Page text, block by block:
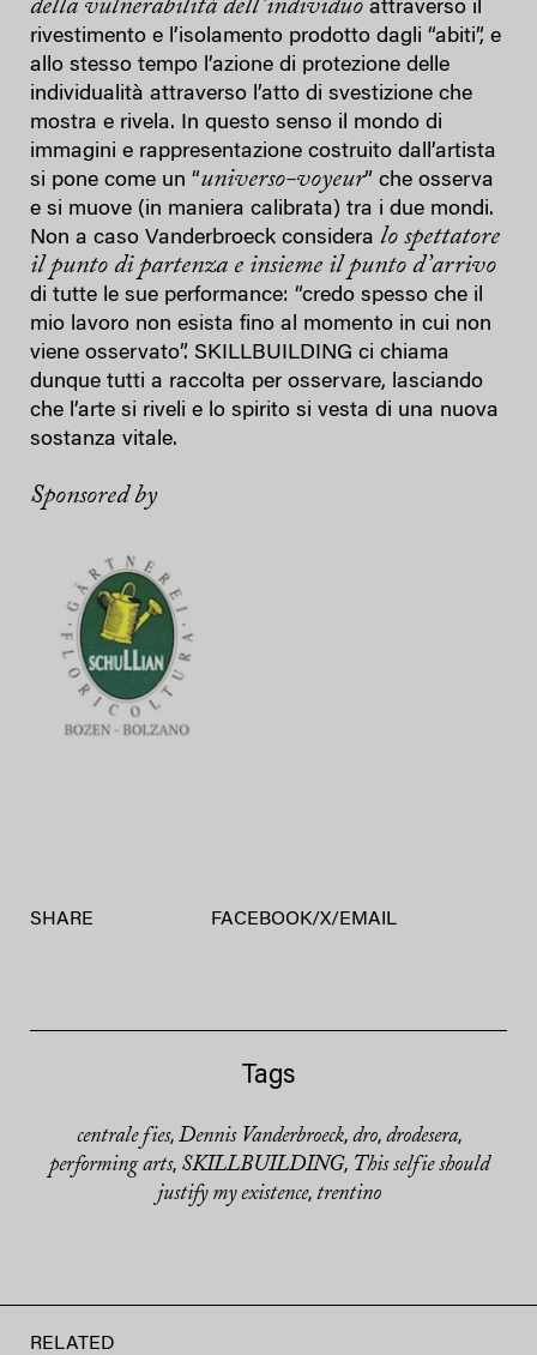
della vulnerabilità dell’individuo attraverso il
rivestimento e l’isolamento prodotto dagli “abiti”, e
allo stesso tempo l’azione di protezione delle
individualità attraverso l’atto di svestizione che
mostra e rivela. In questo senso il mondo di
immagini e rappresentazione costruito dall’artista
si pone come un “universo-voyeur” che osserva
e si muove (in maniera calibrata) tra i due mondi.
Non a caso Vanderbroeck considera lo spettatore
il punto di partenza e insieme il punto d’arrivo
di tutte le sue performance: “credo spesso che il
mio lavoro non esista fino al momento in cui non
viene osservato”. SKILLBUILDING ci chiama
dunque tutti a raccolta per osservare, lasciando
che l’arte si riveli e lo spirito si vesta di una nuova
sostanza vitale.
Sponsored by
SHARE FACEBOOK/X/ EMAIL
Tags
centrale fies, Dennis Vanderbroeck, dro, drodesera,
performing arts, SKILLBUILDING, This selfie should
justify my existence, trentino
RELATED